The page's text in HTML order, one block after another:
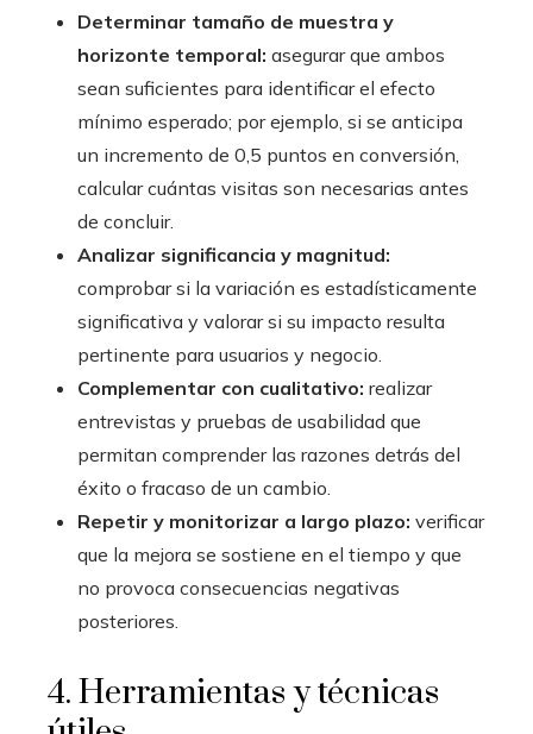
Determinar tamaño de muestra y
horizonte temporal: asegurar que ambos
sean suficientes para identificar el efecto
mínimo esperado; por ejemplo, si se anticipa
un incremento de 0,5 puntos en conversión,
calcular cuántas visitas son necesarias antes
de concluir.
Analizar significancia y magnitud:
comprobar si la variación es estadísticamente
significativa y valorar si su impacto resulta
pertinente para usuarios y negocio.
Complementar con cualitativo: realizar
entrevistas y pruebas de usabilidad que
permitan comprender las razones detrás del
éxito o fracaso de un cambio.
Repetir y monitorizar a largo plazo: verificar
que la mejora se sostiene en el tiempo y que
no provoca consecuencias negativas
posteriores.
4. Herramientas y técnicas